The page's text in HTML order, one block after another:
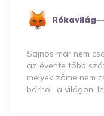
Posted
Rókavilág
Sajnos már nem
az évente több
melyek zöme nem
bárhol a világon,